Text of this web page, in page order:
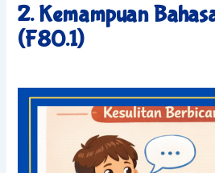
2. Kemampuan
(F80.1)